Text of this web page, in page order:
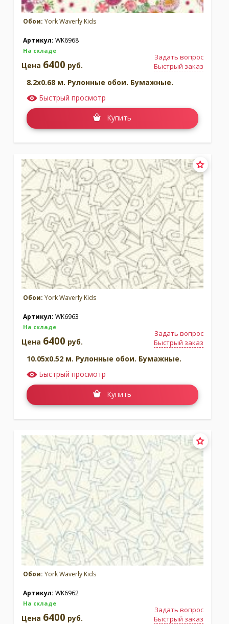
Обои: York Waverly Kids
Артикул: WK6968
На складе
Задать вопрос
Быстрый заказ
Цена 6400 руб.
8.2x0.68 м. Рулонные обои. Бумажные.
Быстрый просмотр
Купить
Обои: York Waverly Kids
Артикул: WK6963
На складе
Задать вопрос
Быстрый заказ
Цена 6400 руб.
10.05x0.52 м. Рулонные обои. Бумажные.
Быстрый просмотр
Купить
Обои: York Waverly Kids
Артикул: WK6962
На складе
Задать вопрос
Быстрый заказ
Цена 6400 руб.